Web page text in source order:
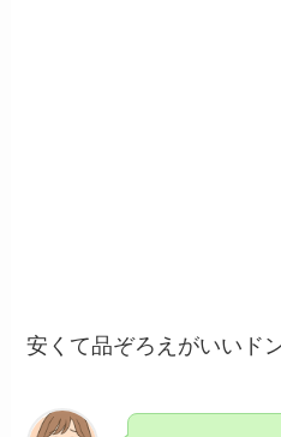
安くて品ぞろえがいいド